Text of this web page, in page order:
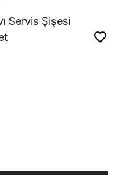
Servis Şişesi